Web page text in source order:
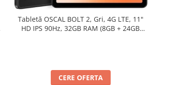
Tabletă OSCAL BOLT 2, Gri, 4G LTE, 11"
HD IPS 90Hz, 32GB RAM (8GB + 24GB
CERE OFERTA